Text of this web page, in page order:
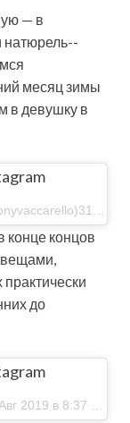
— в
натюрель-­
месяц зимы
в девушку в
конце концов
до